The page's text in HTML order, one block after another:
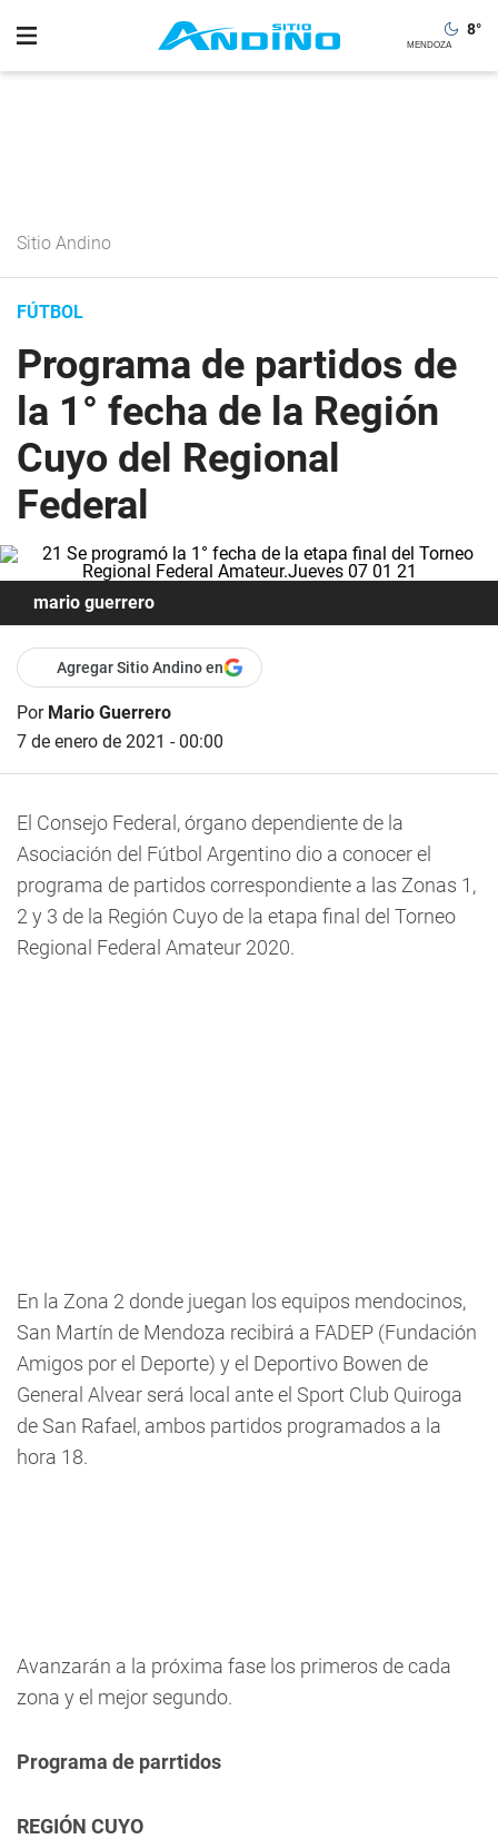
8°
Sitio Andino
FÚTBOL
Programa de partidos de
la 1° fecha de la Región
Cuyo del Regional
Federal
mario guerrero
Agregar Sitio Andino en
Por Mario Guerrero
7 de enero de 2021 - 00:00
El Consejo Federal, órgano dependiente de la
Asociación del Fútbol Argentino dio a conocer el
programa de partidos correspondiente a las Zonas 1,
2 y 3 de la Región Cuyo de la etapa final del Torneo
Regional Federal Amateur 2020.
En la Zona 2 donde juegan los equipos mendocinos,
San Martín de Mendoza recibirá a FADEP (Fundación
Amigos por el Deporte) y el Deportivo Bowen de
General Alvear será local ante el Sport Club Quiroga
de San Rafael, ambos partidos programados a la
hora 18.
Avanzarán a la próxima fase los primeros de cada
zona y el mejor segundo.
Programa de parrtidos
REGIÓN CUYO